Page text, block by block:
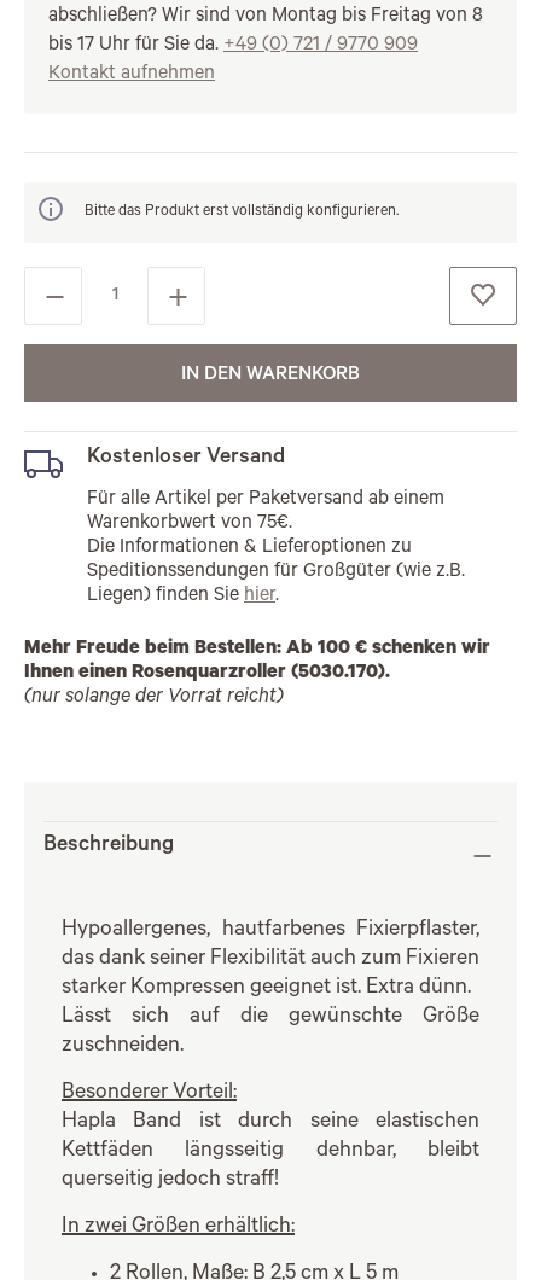
abschließen? Wir sind von Montag bis Freitag von 8
bis 17 Uhr für Sie da. +49 (0) 721 / 9770 909
Kontakt aufnehmen
Bitte das Produkt erst vollständig konfigurieren.
IN DEN WARENKORB
Kostenloser Versand
Für alle Artikel per Paketversand ab einem
Warenkorbwert von 75€.
Die Informationen & Lieferoptionen zu
Speditionssendungen für Großgüter (wie z.B.
Liegen) finden Sie hier.
Mehr Freude beim Bestellen: Ab 100 € schenken wir
Ihnen einen Rosenquarzroller (5030.170).
(nur solange der Vorrat reicht)
Beschreibung
Hypoallergenes, hautfarbenes Fixierpflaster,
das dank seiner Flexibilität auch zum Fixieren
starker Kompressen geeignet ist. Extra dünn.
Lässt sich auf die gewünschte Größe
zuschneiden.
Besonderer Vorteil:
Hapla Band ist durch seine elastischen
Kettfäden längsseitig dehnbar, bleibt
querseitig jedoch straff!
In zwei Größen erhältlich:
2 Rollen, Maße: B 2,5 cm x L 5 m